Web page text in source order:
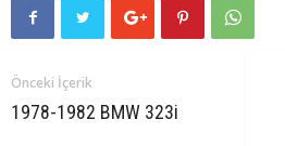
Önceki İçerik
1978-1982 BMW 323i